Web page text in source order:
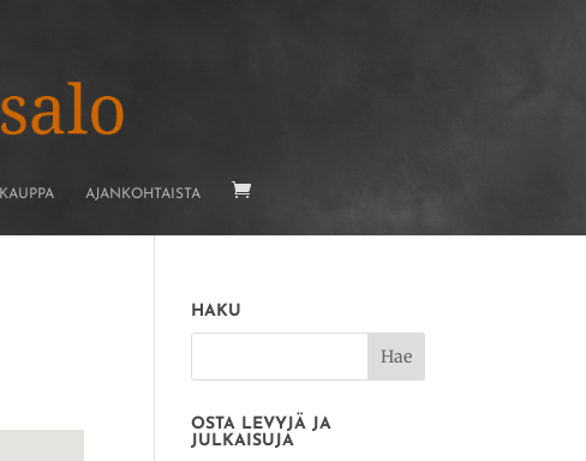
KAUPPA AJANKOHTAISTA
HAKU
OSTA LEVYJÄ JA
JULKAISUJA